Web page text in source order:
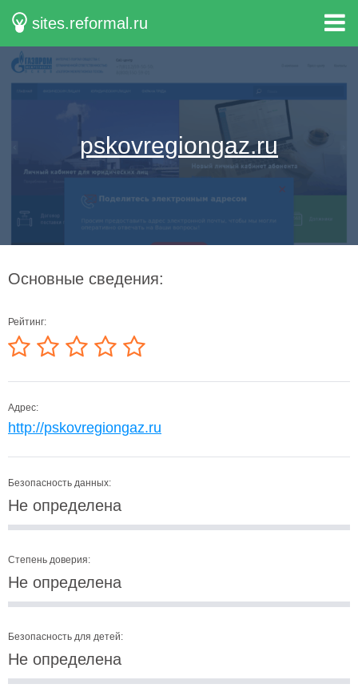
sites.reformal.ru
pskovregiongaz.ru
Основные сведения:
Рейтинг:
Адрес:
http://pskovregiongaz.ru
Безопасность данных:
Не определена
Степень доверия:
Не определена
Безопасность для детей:
Не определена